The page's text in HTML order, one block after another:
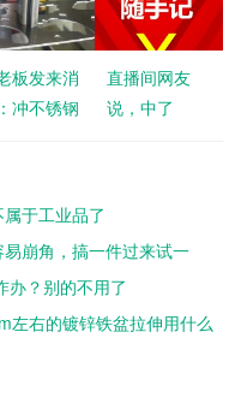
板发来消
冲不锈钢
直播间网友
说，中了
于工业品了
崩角，搞一件过来试一
办？别的不用了
左右的镀锌铁盆拉伸用什么